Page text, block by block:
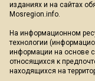
изданиях и на сайтах
Mosregion.info.
На информационном
технологии
информации на основе
относящихся к
находящихся на